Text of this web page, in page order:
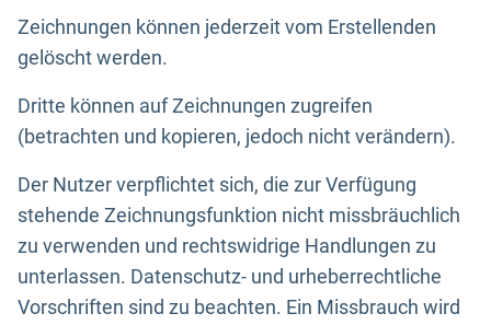
Zeichnungen können jederzeit vom Erstellenden
gelöscht werden.
Dritte können auf Zeichnungen zugreifen
(betrachten und kopieren, jedoch nicht verändern).
Der Nutzer verpflichtet sich, die zur Verfügung
stehende Zeichnungsfunktion nicht missbräuchlich
zu verwenden und rechtswidrige Handlungen zu
unterlassen. Datenschutz- und urheberrechtliche
Vorschriften sind zu beachten. Ein Missbrauch wird